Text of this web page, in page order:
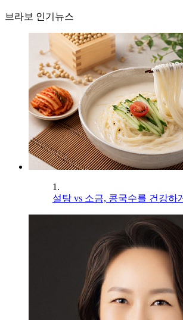
브라보 인기뉴스
1.
설탕 vs 소금, 콩국수를 건강하